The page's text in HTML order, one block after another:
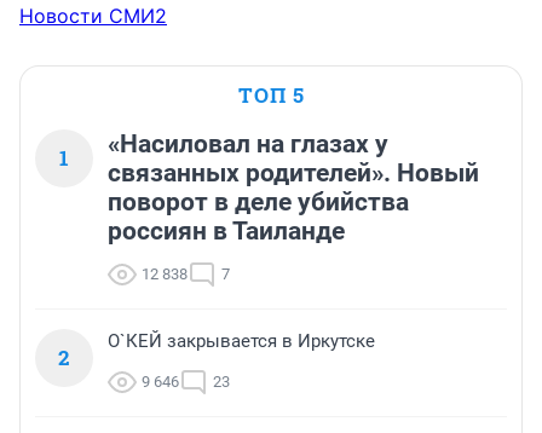
Новости СМИ2
ТОП 5
1
«Насиловал на глазах у
связанных родителей». Новый
поворот в деле убийства
россиян в Таиланде
12 838 7
2
О`КЕЙ закрывается в Иркутске
9 646 23